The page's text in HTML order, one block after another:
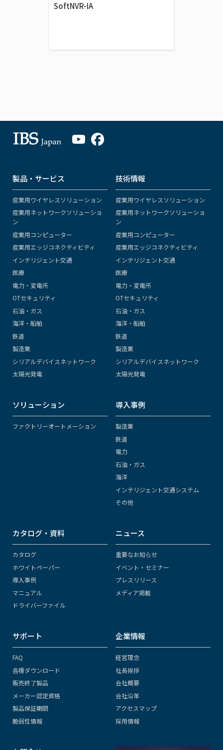
SoftNVR-IA
製品・サービス
産業用ワイヤレスソリューション
産業用ネットワークソリューショ
ン
産業用コンピューター
産業用エッジコネクティビティ
インテリジェント交通
医療
電力・変電所
OTセキュリティ
石油・ガス
海洋・船舶
鉄道
製造業
シリアルデバイスネットワーク
太陽光発電
技術情報
産業用ワイヤレスソリューション
産業用ネットワークソリューショ
ン
産業用コンピューター
産業用エッジコネクティビティ
インテリジェント交通
医療
電力・変電所
OTセキュリティ
石油・ガス
海洋・船舶
鉄道
製造業
シリアルデバイスネットワーク
太陽光発電
ソリューション
ファクトリーオートメーション
導入事例
製造業
鉄道
電力
石油・ガス
海洋
インテリジェント交通システム
その他
カタログ・資料
カタログ
ホワイトペーパー
導入事例
マニュアル
ドライバーファイル
ニュース
重要なお知らせ
イベント・セミナー
プレスリリース
メディア掲載
サポート
FAQ
各種ダウンロード
販売終了製品
メーカー認定資格
製品保証期間
脆弱性情報
企業情報
経営理念
社長挨拶
会社概要
会社沿革
アクセスマップ
採用情報